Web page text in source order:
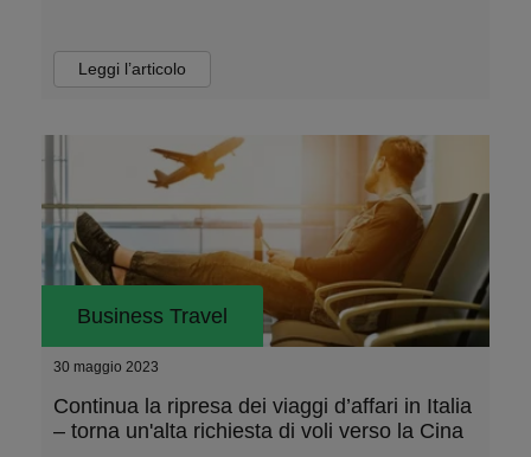
Leggi l’articolo
Business Travel
30 maggio 2023
Continua la ripresa dei viaggi d’affari in Italia
– torna un'alta richiesta di voli verso la Cina